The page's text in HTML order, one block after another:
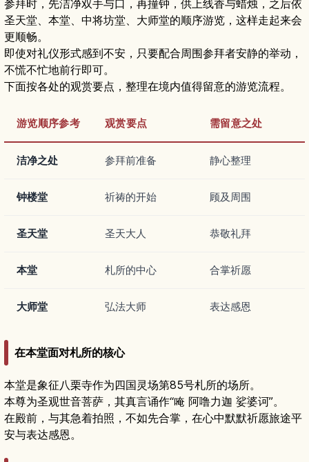
参拜时，先洁净双手与口，再撞钟，供上线香与蜡烛，之后依
圣天堂、本堂、中将坊堂、大师堂的顺序游览，这样走起来会
更顺畅。
即使对礼仪形式感到不安，只要配合周围参拜者安静的举动，
不慌不忙地前行即可。
下面按各处的观赏要点，整理在境内值得留意的游览流程。
游览顺序参考 观赏要点 需留意之处
洁净之处 参拜前准备 静心整理
钟楼堂 祈祷的开始 顾及周围
圣天堂 圣天大人 恭敬礼拜
本堂 札所的中心 合掌祈愿
大师堂 弘法大师 表达感恩
在本堂面对札所的核心
本堂是象征八栗寺作为四国灵场第85号札所的场所。
本尊为圣观世音菩萨，其真言诵作“唵 阿噜力迦 娑婆诃”。
在殿前，与其急着拍照，不如先合掌，在心中默默祈愿旅途平
安与表达感恩。